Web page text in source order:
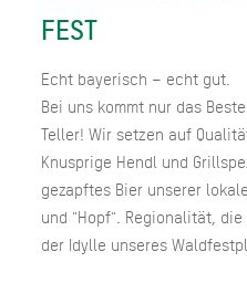
FEST
Echt bayerisch – echt gut.
Bei uns kommt nur das
Teller! Wir setzen auf
Knusprige Hendl und
gezapftes Bier unserer
und "Hopf". Regionalität,
der Idylle unseres